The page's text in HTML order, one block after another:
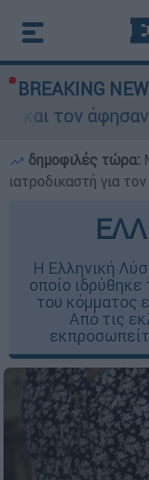
BREAKING
στο σημείο
δημοφιλές τώρα:
ιατροδικαστή για
Η Ελληνική
οποίο ιδρύθηκε
του κόμματος
Από τις